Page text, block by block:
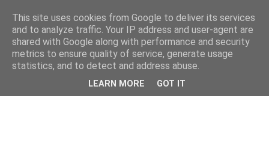
This site uses cookies from Google to deliver its services
and to analyze traffic. Your IP address and user-agent are
shared with Google along with performance and security
metrics to ensure quality of service, generate usage
statistics, and to detect and address abuse.
LEARN MORE GOT IT